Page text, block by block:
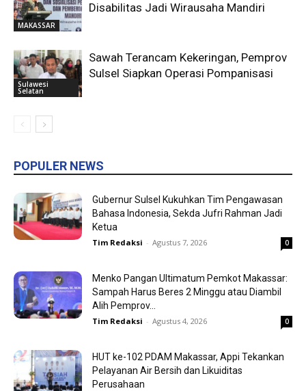
MAKASSAR
Disabilitas Jadi Wirausaha Mandiri
Sulawesi
Selatan
Sawah Terancam Kekeringan, Pemprov
Sulsel Siapkan Operasi Pompanisasi
POPULER NEWS
Gubernur Sulsel Kukuhkan Tim Pengawasan
Bahasa Indonesia, Sekda Jufri Rahman Jadi
Ketua
Tim Redaksi - Agustus 7, 2026 0
Menko Pangan Ultimatum Pemkot Makassar:
Sampah Harus Beres 2 Minggu atau Diambil
Alih Pemprov...
Tim Redaksi - Agustus 4, 2026 0
HUT ke-102 PDAM Makassar, Appi Tekankan
Pelayanan Air Bersih dan Likuiditas
Perusahaan